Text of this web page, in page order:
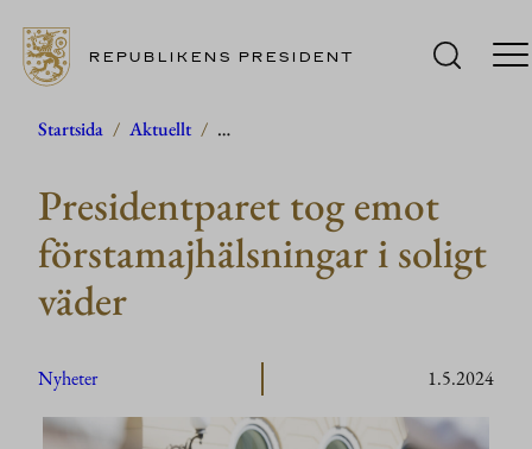
Hoppa
innehåll
REPUBLIKENS PRESIDENT
Startsida / Aktuellt / …
Presidentparet tog emot
förstamajhälsningar i soligt
väder
Nyheter 1.5.2024